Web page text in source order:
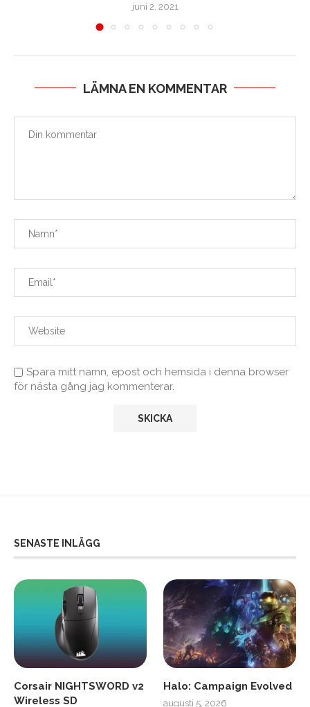
juni 2, 2021
LÄMNA EN KOMMENTAR
Spara mitt namn, epost och hemsida i denna browser
för nästa gång jag kommenterar.
SENASTE INLÄGG
Corsair NIGHTSWORD v2
Wireless SD
Halo: Campaign Evolved
augusti 5, 2026